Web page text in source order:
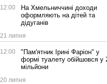
12:00
На Хмельниччині доходи
оформляють на дітей та
дідуганів
21 липня
12:00
"Пам'ятник Ірині Фаріон" у
формі туалету обійшовся у
мільйони
20 липня